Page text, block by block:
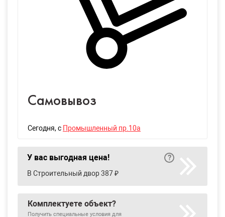
Самовывоз
Сегодня, с Промышленный пр.10а
У вас выгодная цена!
В Строительный двор 387 ₽
Комплектуете объект?
Получить специальные условия для